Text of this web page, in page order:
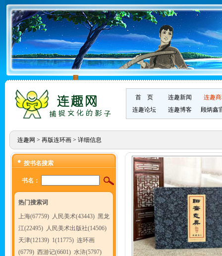
首 页 连趣新闻
连趣
连趣论坛
连趣博客 顾炳鑫
连趣网 > 再版连环画> 详细信息
按书名搜索
书名：
热门搜索词
上海(67759) 人民美术(43443) 黑龙
江(22495) 人民美术出版社(14506)
天津(12139) 1(11775) 连环画
(6779) 西游记(6601) 水浒(5797)